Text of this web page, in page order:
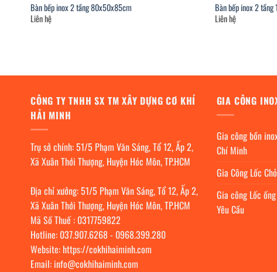
Bàn bếp inox 2 tầng 80x50x85cm
Liên hệ
Bàn bếp inox 2
Liên hệ
CÔNG TY TNHH SX TM XÂY DỰNG CƠ KHÍ
HẢI MINH
Trụ sở chính: 51/5 Phạm Văn Sáng, Tổ 12, Ấp 2,
Xã Xuân Thới Thượng, Huyện Hóc Môn, TP.HCM
Địa chỉ xưởng: 51/5 Phạm Văn Sáng, Tổ 12, Ấp 2,
Xã Xuân Thới Thượng, Huyện Hóc Môn, TP.HCM
Mã Số Thuế : 0317759822
Hotline: 037.907.6268- 0968.399.280
Website: https://cokhihaiminh.com
Email: info@cokhihaiminh.com
GIA CÔNG
Gia công bồn
Chí Minh
Gia Công Lốc
Gia công Lốc
Yêu Cầu